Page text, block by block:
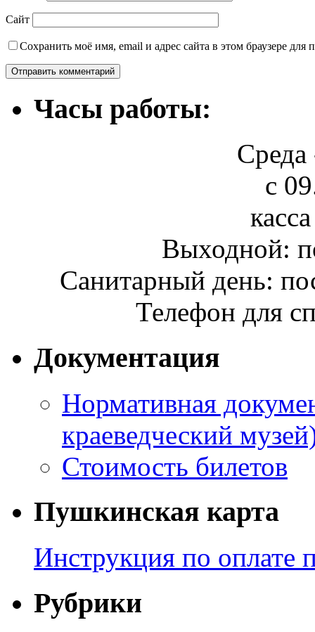
Сайт
Сохранить моё имя, email и адрес сайта в этом браузере
Часы работы:
Среда
с
Выходной:
Санитарный день:
Телефон для
Документация
Нормативная
краеведческий
Стоимость билетов
Пушкинская карта
Инструкция по оплате
Рубрики